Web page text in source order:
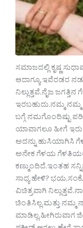
ಸಮಾಜದಲ್ಲಿ ಕೃಷ್ಣ
ಆದಾಗ್ಯೂ ಇವೆರಡರ
ನಿಲ್ಲುತ್ತವೆ.ನೈಜ
ಇರಬಹುದು.ನಮ್ಮ ನಮ್ಮ
ಬಗ್ಗೆ ನಮಗೊಂದಿಷ್ಟು
ಯಾವಾಗಲೂ ಹೀಗೆ
ಅದನ್ನು ಹುಸಿಯಾಗಿಸಿ
ಅನೇಕ ಗೆಳಯ
ಕಣ್ಮುಂದಿದೆ.ಇಂತಹ
ಸಾಧ್ಯ ಹೇಳಿ?
ವಿಚಿತ್ರವಾಗಿ
ಚಿಂತಿಸಿಲ್ಲ.ಮತ್ತು ನಮ್ಮ
ಮಾಡಿಲ್ಲ.ಹೀಗಿರುವಾಗ